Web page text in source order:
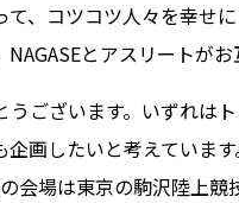
て、コツコツ人々を幸せ
NAGASEとアスリートが
うございます。いずれは
企画したいと考えていま
会場は東京の駒沢陸上